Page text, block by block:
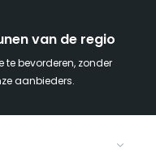
van de regio
bevorderen, zonder
aanbieders.